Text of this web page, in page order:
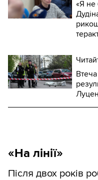
«Я не
Втеча
«На лінії»
Після двох років